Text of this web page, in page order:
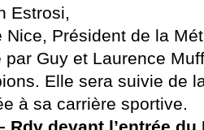
Estrosi,
Nice, Président de la
par Guy et Laurence
Elle sera suivie de
à sa carrière sportive.